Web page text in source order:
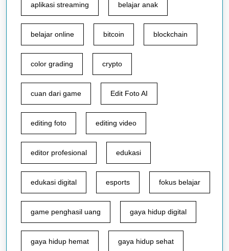
aplikasi streaming belajar anak
belajar online bitcoin blockchain
color grading crypto
cuan dari game Edit Foto AI
editing foto editing video
editor profesional edukasi
edukasi digital esports fokus belajar
game penghasil uang gaya hidup digital
gaya hidup hemat gaya hidup sehat